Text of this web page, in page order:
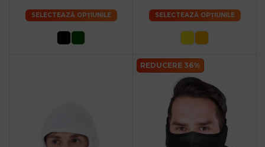
SELECTEAZĂ OPȚIUNILE SELECTEAZĂ OPȚIUNILE
REDUCERE 36%